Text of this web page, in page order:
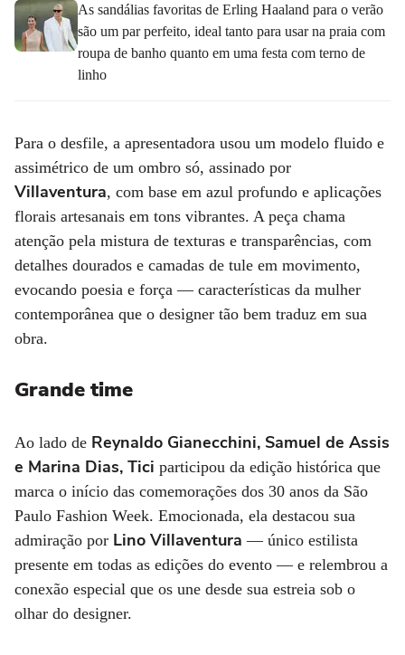
As sandálias favoritas de Erling Haaland para o verão
são um par perfeito, ideal tanto para usar na praia com
roupa de banho quanto em uma festa com terno de
linho
Para o desfile, a apresentadora usou um modelo fluido e
assimétrico de um ombro só, assinado por
Villaventura, com base em azul profundo e aplicações
florais artesanais em tons vibrantes. A peça chama
atenção pela mistura de texturas e transparências, com
detalhes dourados e camadas de tule em movimento,
evocando poesia e força — características da mulher
contemporânea que o designer tão bem traduz em sua
obra.
Grande time
Ao lado de Reynaldo Gianecchini, Samuel de Assis
e Marina Dias, Tici participou da edição histórica que
marca o início das comemorações dos 30 anos da São
Paulo Fashion Week. Emocionada, ela destacou sua
admiração por Lino Villaventura — único estilista
presente em todas as edições do evento — e relembrou a
conexão especial que os une desde sua estreia sob o
olhar do designer.